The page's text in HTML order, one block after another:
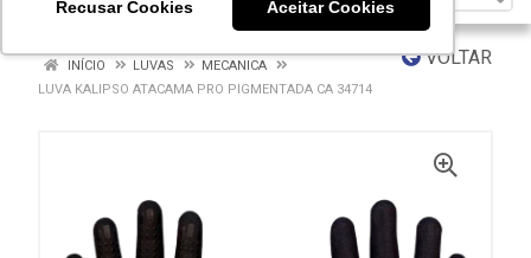
Recusar Cookies Aceitar Cookies
VOLTAR
INÍCIO LUVAS
MECANICA
LUVA KALIPSO ATACAMA PRO PIGMENTADA CA 34714